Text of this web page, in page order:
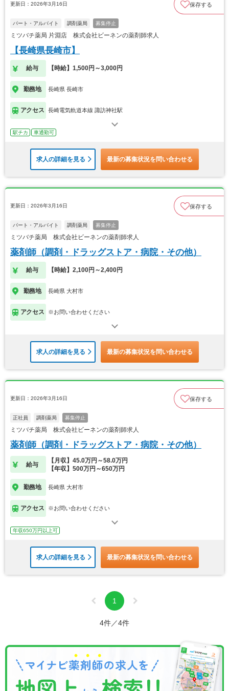
更新日：2026年3月16日 保存する
パート・アルバイト 調剤薬局 募集停止
ミツバチ薬局 片淵店 株式会社ビーネンの薬剤師求人
【長崎県長崎市】
給与 【時給】1,500円～3,000円
勤務地 長崎県 長崎市
アクセス 長崎電気軌道本線 諏訪神社駅
駅チカ 車通勤可
求人の詳細を見る 最新の募集状況を問い合わせる
更新日：2026年3月16日 保存する
パート・アルバイト 調剤薬局 募集停止
ミツバチ薬局 株式会社ビーネンの薬剤師求人
薬剤師（調剤・ドラッグストア・病院・その他）
給与 【時給】2,100円～2,400円
勤務地 長崎県 大村市
アクセス ※お問い合わせください
求人の詳細を見る 最新の募集状況を問い合わせる
更新日：2026年3月16日 保存する
正社員 調剤薬局 募集停止
ミツバチ薬局 株式会社ビーネンの薬剤師求人
薬剤師（調剤・ドラッグストア・病院・その他）
給与
【月収】45.0万円～58.0万円
【年収】500万円～650万円
勤務地 長崎県 大村市
アクセス ※お問い合わせください
年収650万円以上可
求人の詳細を見る 最新の募集状況を問い合わせる
1
4件／4件